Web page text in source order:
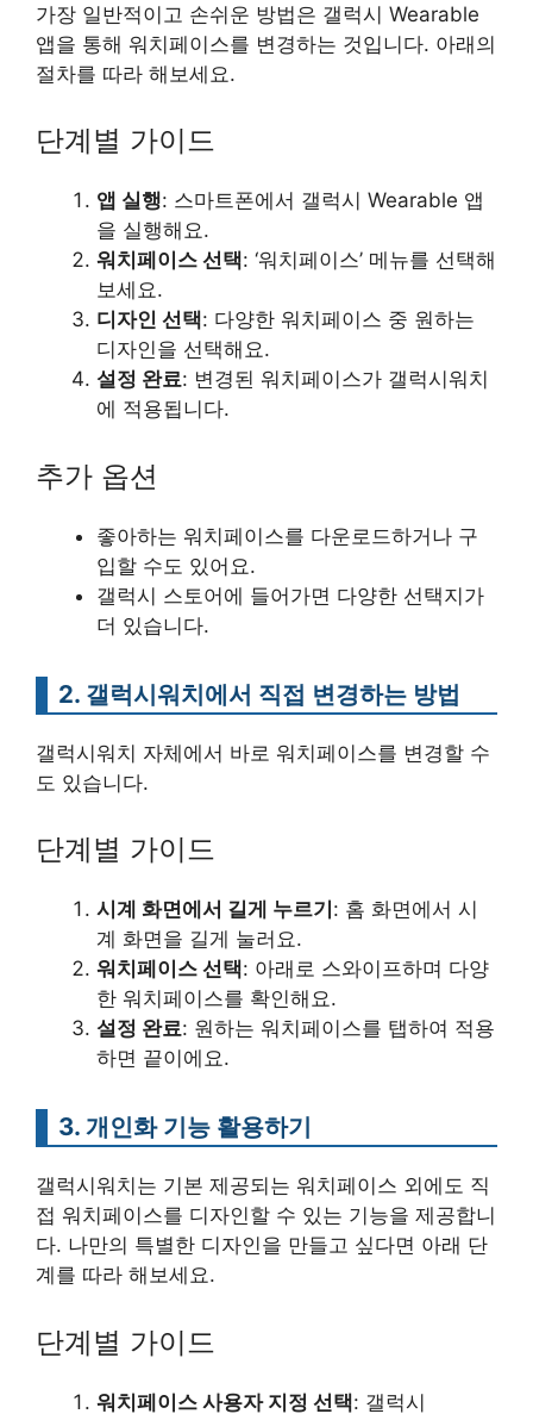
가장 일반적이고 손쉬운 방법은 갤럭시 Wearable
앱을 통해 워치페이스를 변경하는 것입니다. 아래의
절차를 따라 해보세요.
단계별 가이드
앱 실행: 스마트폰에서 갤럭시 Wearable 앱
을 실행해요.
워치페이스 선택: ‘워치페이스’ 메뉴를 선택해
보세요.
디자인 선택: 다양한 워치페이스 중 원하는
디자인을 선택해요.
설정 완료: 변경된 워치페이스가 갤럭시워치
에 적용됩니다.
추가 옵션
좋아하는 워치페이스를 다운로드하거나 구
입할 수도 있어요.
갤럭시 스토어에 들어가면 다양한 선택지가
더 있습니다.
2. 갤럭시워치에서 직접 변경하는 방법
갤럭시워치 자체에서 바로 워치페이스를 변경할 수
도 있습니다.
단계별 가이드
시계 화면에서 길게 누르기 : 홈 화면에서 시
계 화면을 길게 눌러요.
워치페이스 선택: 아래로 스와이프하며 다양
한 워치페이스를 확인해요.
설정 완료: 원하는 워치페이스를 탭하여 적용
하면 끝이에요.
3. 개인화 기능 활용하기
갤럭시워치는 기본 제공되는 워치페이스 외에도 직
접 워치페이스를 디자인할 수 있는 기능을 제공합니
다. 나만의 특별한 디자인을 만들고 싶다면 아래 단
계를 따라 해보세요.
단계별 가이드
워치페이스 사용자 지정 선택: 갤럭시